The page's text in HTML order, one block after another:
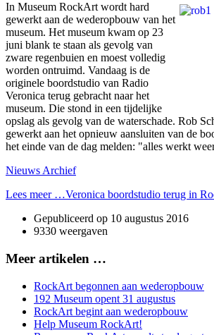
In Museum RockArt wordt hard
gewerkt aan de wederopbouw van het
museum. Het museum kwam op 23
juni blank te staan als gevolg van
zware regenbuien en moest volledig
worden ontruimd. Vandaag is de
originele boordstudio van Radio
Veronica terug gebracht naar het
museum. Die stond in een tijdelijke
opslag als gevolg van de waterschade. Rob
gewerkt aan het opnieuw aansluiten van de
het einde van de dag melden: "alles werkt
Nieuws Archief
Lees meer …Veronica boordstudio terug in
Gepubliceerd op 10 augustus 2016
9330 weergaven
Meer artikelen …
RockArt begonnen aan wederopbouw
192 Museum opent 31 augustus
RockArt begint aan wederopbouw
Help Museum RockArt!